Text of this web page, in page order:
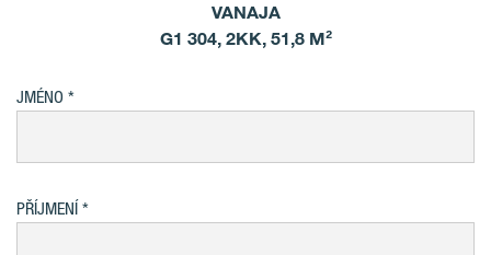
VANAJA
G1 304, 2KK, 51,8 M²
JMÉNO
PŘÍJMENÍ